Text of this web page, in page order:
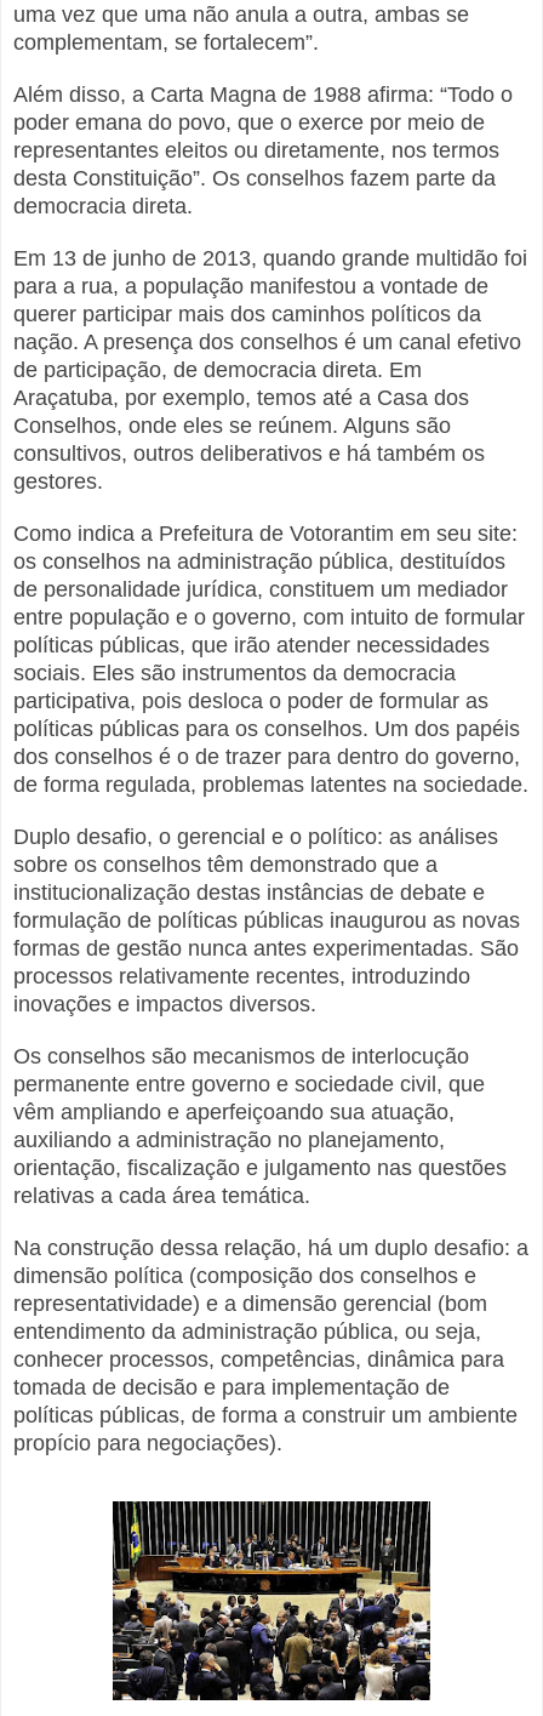
uma vez que uma não anula a outra, ambas se
complementam, se fortalecem”.
Além disso, a Carta Magna de 1988 afirma: “Todo o
poder emana do povo, que o exerce por meio de
representantes eleitos ou diretamente, nos termos
desta Constituição”. Os conselhos fazem parte da
democracia direta.
Em 13 de junho de 2013, quando grande multidão foi
para a rua, a população manifestou a vontade de
querer participar mais dos caminhos políticos da
nação. A presença dos conselhos é um canal efetivo
de participação, de democracia direta. Em
Araçatuba, por exemplo, temos até a Casa dos
Conselhos, onde eles se reúnem. Alguns são
consultivos, outros deliberativos e há também os
gestores.
Como indica a Prefeitura de Votorantim em seu site:
os conselhos na administração pública, destituídos
de personalidade jurídica, constituem um mediador
entre população e o governo, com intuito de formular
políticas públicas, que irão atender necessidades
sociais. Eles são instrumentos da democracia
participativa, pois desloca o poder de formular as
políticas públicas para os conselhos. Um dos papéis
dos conselhos é o de trazer para dentro do governo,
de forma regulada, problemas latentes na sociedade.
Duplo desafio, o gerencial e o político: as análises
sobre os conselhos têm demonstrado que a
institucionalização destas instâncias de debate e
formulação de políticas públicas inaugurou as novas
formas de gestão nunca antes experimentadas. São
processos relativamente recentes, introduzindo
inovações e impactos diversos.
Os conselhos são mecanismos de interlocução
permanente entre governo e sociedade civil, que
vêm ampliando e aperfeiçoando sua atuação,
auxiliando a administração no planejamento,
orientação, fiscalização e julgamento nas questões
relativas a cada área temática.
Na construção dessa relação, há um duplo desafio: a
dimensão política (composição dos conselhos e
representatividade) e a dimensão gerencial (bom
entendimento da administração pública, ou seja,
conhecer processos, competências, dinâmica para
tomada de decisão e para implementação de
políticas públicas, de forma a construir um ambiente
propício para negociações).